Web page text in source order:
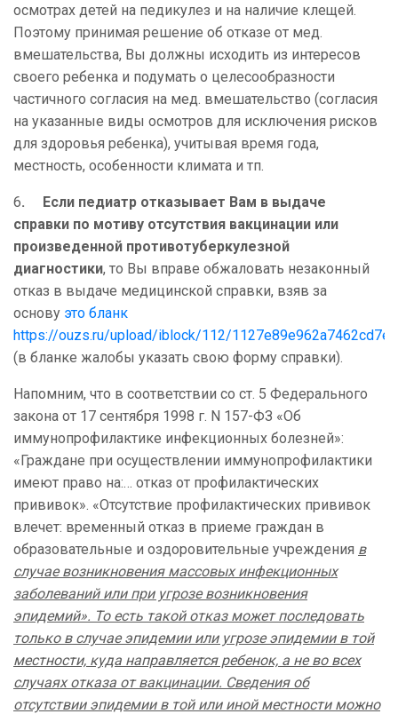
осмотрах детей на педикулез и на наличие клещей.
Поэтому принимая решение об отказе от мед.
вмешательства, Вы должны исходить из интересов
своего ребенка и подумать о целесообразности
частичного согласия на мед. вмешательство (согласия
на указанные виды осмотров для исключения рисков
для здоровья ребенка), учитывая время года,
местность, особенности климата и тп.
6.
Если педиатр отказывает Вам в выдаче
справки по мотиву отсутствия вакцинации или
произведенной противотуберкулезной
диагностики, то Вы вправе обжаловать незаконный
отказ в выдаче медицинской справки, взяв за
основу это бланк
https://ouzs.ru/upload/iblock/112/
(в бланке жалобы указать свою форму справки).
Напомним, что в соответствии со ст. 5 Федерального
закона от 17 сентября 1998 г. N 157-ФЗ «Об
иммунопрофилактике инфекционных болезней»:
«Граждане при осуществлении иммунопрофилактики
имеют право на:… отказ от профилактических
прививок». «Отсутствие профилактических прививок
влечет: временный отказ в приеме граждан в
образовательные и оздоровительные учреждения в
случае возникновения массовых инфекционных
заболеваний или при угрозе возникновения
эпидемий». То есть такой отказ может последовать
только в случае эпидемии или угрозе эпидемии в той
местности, куда направляется ребенок, а не во всех
случаях отказа от вакцинации. Сведения об
отсутствии эпидемии в той или иной местности можно